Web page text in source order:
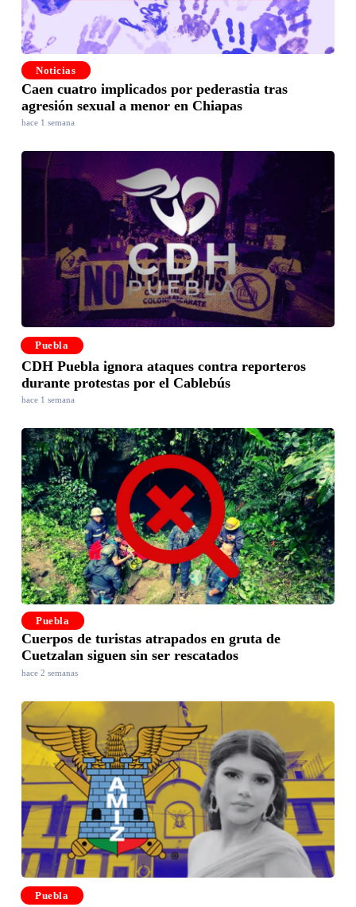
Noticias
Caen cuatro implicados por pederastia tras
agresión sexual a menor en Chiapas
hace 1 semana
Puebla
CDH Puebla ignora ataques contra reporteros
durante protestas por el Cablebús
hace 1 semana
Puebla
Cuerpos de turistas atrapados en gruta de
Cuetzalan siguen sin ser rescatados
hace 2 semanas
Puebla